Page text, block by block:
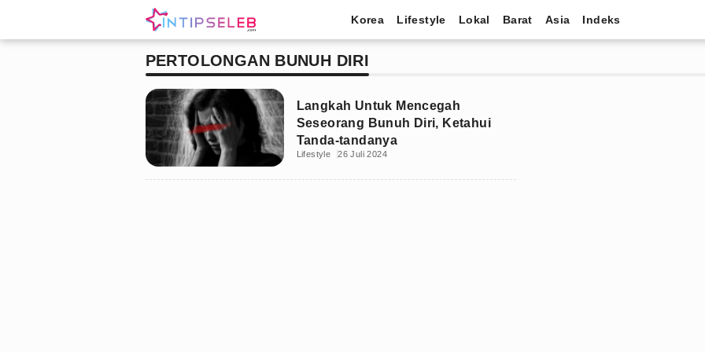
Korea Lifestyle Lokal Barat Asia Indeks
PERTOLONGAN BUNUH DIRI
Langkah Untuk Mencegah
Seseorang Bunuh Diri, Ketahui
Tanda-tandanya
Lifestyle 26 Juli 2024